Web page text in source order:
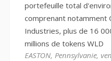
portefeuille total
comprenant notamment
Industries, plus de 16
millions de tokens WLD
EASTON, Pennsylvanie,